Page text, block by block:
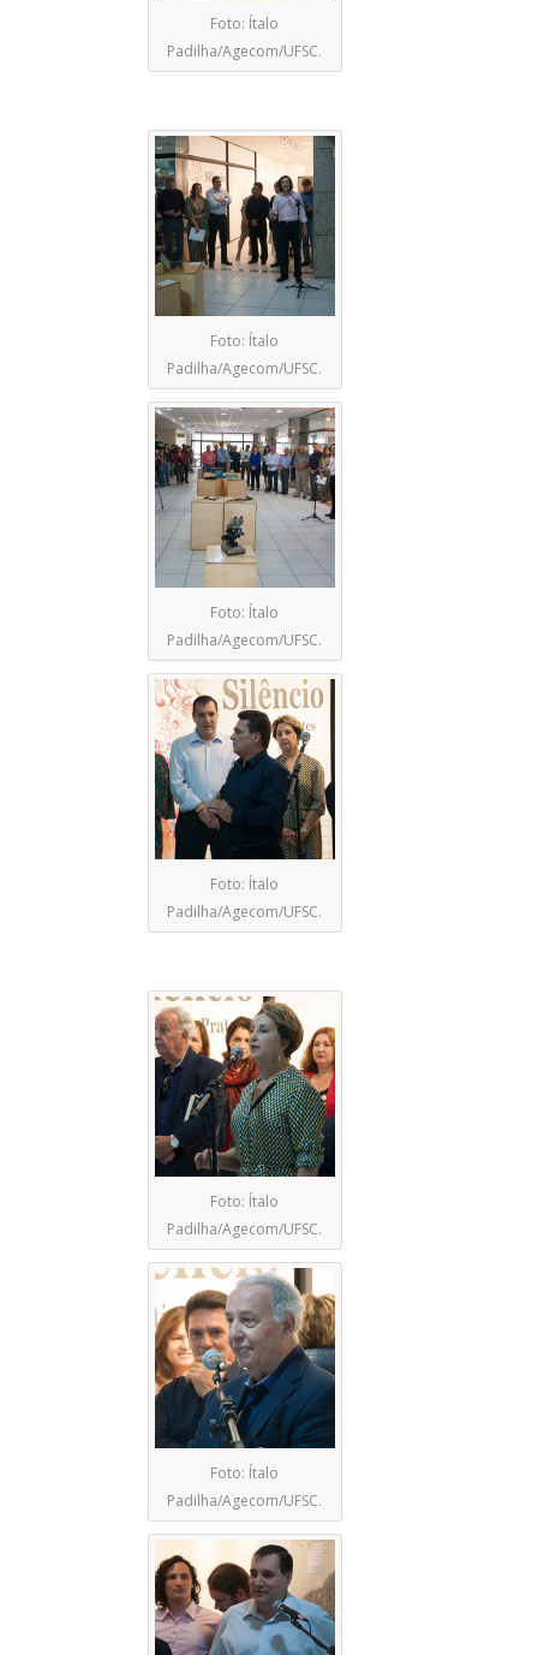
Foto: Ítalo
Padilha/Agecom/UFSC.
Foto: Ítalo
Padilha/Agecom/UFSC.
Foto: Ítalo
Padilha/Agecom/UFSC.
Foto: Ítalo
Padilha/Agecom/UFSC.
Foto: Ítalo
Padilha/Agecom/UFSC.
Foto: Ítalo
Padilha/Agecom/UFSC.